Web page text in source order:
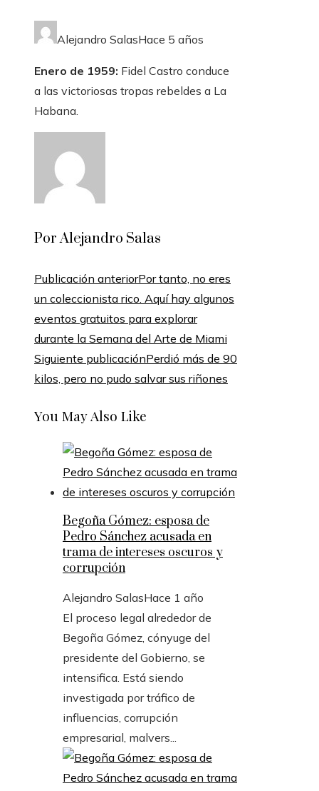
Alejandro SalasHace 5 años
Enero de 1959: Fidel Castro conduce
a las victoriosas tropas rebeldes a La
Habana.
Por Alejandro Salas
Publicación anteriorPor tanto, no eres
un coleccionista rico. Aquí hay algunos
eventos gratuitos para explorar
durante la Semana del Arte de Miami
Siguiente publicaciónPerdió más de 90
kilos, pero no pudo salvar sus riñones
You May Also Like
Begoña Gómez: esposa de
Pedro Sánchez acusada en
trama de intereses oscuros y
corrupción
Alejandro SalasHace 1 año
El proceso legal alrededor de
Begoña Gómez, cónyuge del
presidente del Gobierno, se
intensifica. Está siendo
investigada por tráfico de
influencias, corrupción
empresarial, malvers...